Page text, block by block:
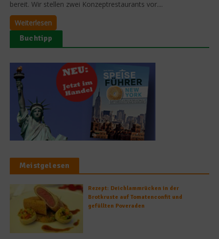
bereit. Wir stellen zwei Konzeptrestaurants vor....
Weiterlesen
Buchtipp
Meistgelesen
Rezept: Deichlammrücken in der
Brotkruste auf Tomatenconfit und
gefüllten Poveraden